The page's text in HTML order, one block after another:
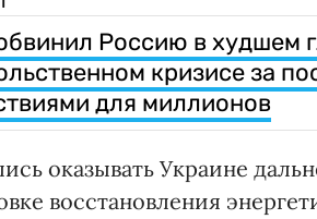
Россию в худшем
кризисе за
для миллионов
оказывать Украине
восстановления